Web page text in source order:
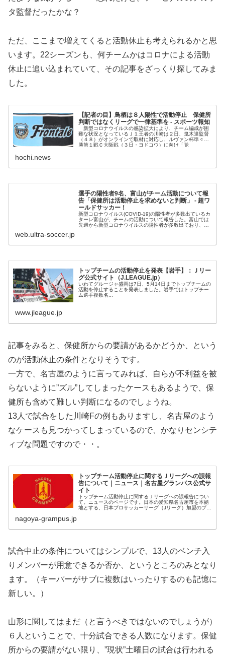
タ監督だったかな？
ただ、ここまで増えてくると活動休止も考えられるかと思
います。22シーズンも、何チームかはコロナによる活動
休止に追い込まれていて、その記事をざっくり探してみま
した。
【記者の目】鳥栖は８人陽性で活動停止 保健所
判断ではなくリーグで一律基準を - スポーツ報知
新型コロナウイルスの感染拡大により、チーム編成が困
難な状況となっているＪ１王者の川崎は２日、鬼木達監督
（４８）がオンラインで取材に対応し、ルヴァン杯準々決
勝第１戦Ｃ大阪戦（３日・ヨドコウ）に向け「覚
hochi.news
選手の陽性者9名、富山がチーム活動について報
告「保健所は活動停止を求めないと判断」 - 超ワ
ールドサッカー！
新型コロナウイルス(COVID-19)の陽性者が多数出ているカ
ターレ富山が、チームの活動について報告した。富山では
先週から新型コロナウイルスの陽性者が多数出ており、26
web.ultra-soccer.jp
トップチームの活動停止を発表【岩手】：Ｊリー
グ公式サイト（J.LEAGUE.jp）
いわてグルージャ盛岡は7日、5月14日までトップチームの
活動を停止することを発表しました。岩手ではトップチー
ム選手複数名...
www.jleague.jp
記事をみると、保健所からの要請があるかどうか、という
のが活動休止の条件となりそうです。
一方で、名古屋のように言ってみれば、自らが不利益を被
らないように”ズル”してしまったケースもあるようで、保
健所も含めて難しい判断になるのでしょうね。
13人で試合をした川崎Fの例もありますし、名古屋のよう
なケースも見つかってしまっているので、かなりセンシテ
ィブな問題ですので・・。
トップチーム活動停止に関するＪリーグへの誤報
告について｜ニュース｜名古屋グランパス公式サ
イト
トップチーム活動停止に関するＪリーグへの誤報告につい
て。ニュースのページです。日本の愛知県名古屋市を本拠
地とする、日本プロサッカーリーグ（Jリーグ）加盟のプロ
nagoya-grampus.jp
試合中止の条件についてはシンプルで、13人のベンチ入
りメンバーが用意できるか否か、というところのみとなり
ます。（キーパーがサブに複数はいったりするのも記憶に
新しい。）
山形に関してはまだ（と言うべきではないのでしょうが）
６人ということで、十分試合できる人数になります。保健
所からの要請がない限り、”現状”土曜日の試合は行われる